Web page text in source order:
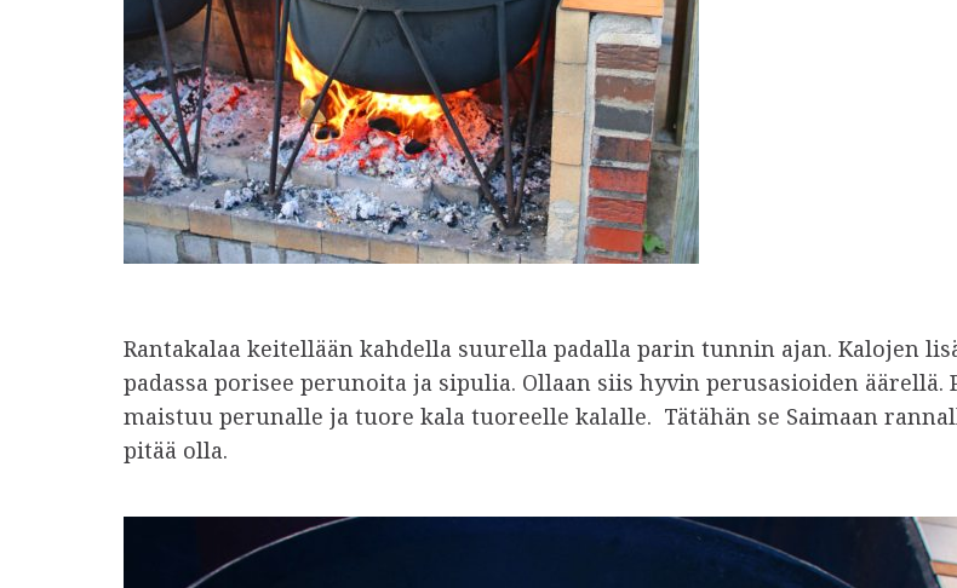
Rantakalaa keitellään kahdella suurella padalla parin tunnin ajan. Kalojen
padassa porisee perunoita ja sipulia. Ollaan siis hyvin perusasioiden äärellä.
maistuu perunalle ja tuore kala tuoreelle kalalle. Tätähän se Saimaan
pitää olla.